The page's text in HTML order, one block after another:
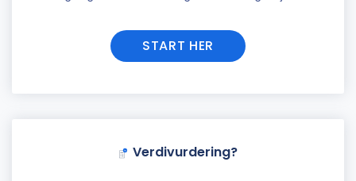
START HER
Verdivurdering?